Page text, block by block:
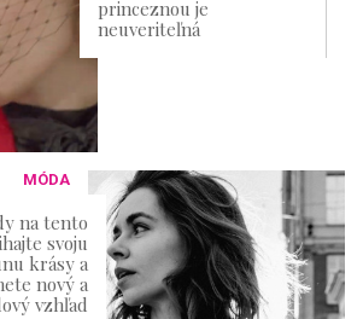
princeznou je
neuveriteľná
MÓDA
na tento
svoju
krásy a
nový a
vzhľad